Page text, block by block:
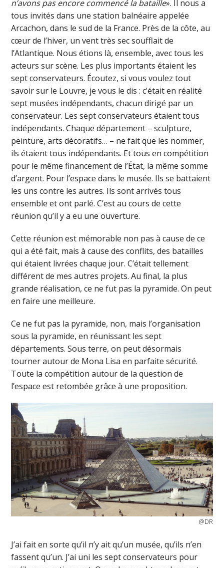
n’avons pas encore commencé la bataille». Il nous a
tous invités dans une station balnéaire appelée
Arcachon, dans le sud de la France. Près de la côte, au
cœur de l’hiver, un vent très sec soufflait de
l’Atlantique. Nous étions là, ensemble, avec tous les
acteurs sur scène. Les plus importants étaient les
sept conservateurs. Écoutez, si vous voulez tout
savoir sur le Louvre, je vous le dis : c’était en réalité
sept musées indépendants, chacun dirigé par un
conservateur. Les sept conservateurs étaient tous
indépendants. Chaque département – sculpture,
peinture, arts décoratifs… – ne fait que les nommer,
ils étaient tous indépendants. Et tous en compétition
pour le même financement de l’État, la même somme
d’argent. Pour l’espace dans le musée. Ils se battaient
les uns contre les autres. Ils sont arrivés tous
ensemble et ont parlé. C’est au cours de cette
réunion qu’il y a eu une ouverture.
Cette réunion est mémorable non pas à cause de ce
qui a été fait, mais à cause des conflits, des batailles
qui étaient livrées chaque jour. C’était tellement
différent de mes autres projets. Au final, la plus
grande réalisation, ce ne fut pas la pyramide. On peut
en faire une meilleure.
Ce ne fut pas la pyramide, non, mais l’organisation
sous la pyramide, en réunissant les sept
départements. Sous terre, on peut désormais
tourner autour de Mona Lisa en parfaite sécurité.
Toute la compétition autour de la question de
l’espace est retombée grâce à une proposition.
@DR
J’ai fait en sorte qu’il n’y ait qu’un musée, qu’ils n’en
fassent qu’un. J’ai uni les sept conservateurs pour